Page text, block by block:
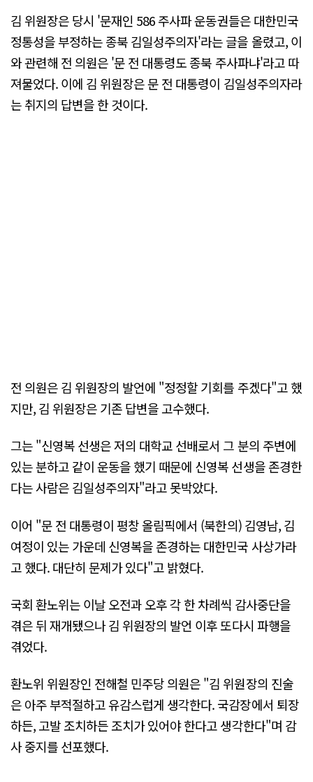
김 위원장은 당시 '문재인 586 주사파 운동권들은 대한민국
정통성을 부정하는 종북 김일성주의자'라는 글을 올렸고, 이
와 관련해 전 의원은 '문 전 대통령도 종북 주사파냐'라고 따
져물었다. 이에 김 위원장은 문 전 대통령이 김일성주의자라
는 취지의 답변을 한 것이다.
전 의원은 김 위원장의 발언에 "정정할 기회를 주겠다"고 했
지만, 김 위원장은 기존 답변을 고수했다.
그는 "신영복 선생은 저의 대학교 선배로서 그 분의 주변에
있는 분하고 같이 운동을 했기 때문에 신영복 선생을 존경한
다는 사람은 김일성주의자"라고 못박았다.
이어 "문 전 대통령이 평창 올림픽에서 (북한의) 김영남, 김
여정이 있는 가운데 신영복을 존경하는 대한민국 사상가라
고 했다. 대단히 문제가 있다"고 밝혔다.
국회 환노위는 이날 오전과 오후 각 한 차례씩 감사중단을
겪은 뒤 재개됐으나 김 위원장의 발언 이후 또다시 파행을
겪었다.
환노위 위원장인 전해철 민주당 의원은 "김 위원장의 진술
은 아주 부적절하고 유감스럽게 생각한다. 국감장에서 퇴장
하든, 고발 조치하든 조치가 있어야 한다고 생각한다"며 감
사 중지를 선포했다.